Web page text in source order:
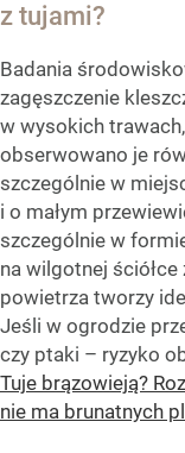
z tujami?
Badania
zagęszczenie
w wysokich
obserwowano je
szczególnie w
i o małym
szczególnie w
na wilgotnej ściółce
powietrza tworzy
Jeśli w ogrodzie
czy ptaki – ryzyko
Tuje brązowieją?
nie ma brunatnych